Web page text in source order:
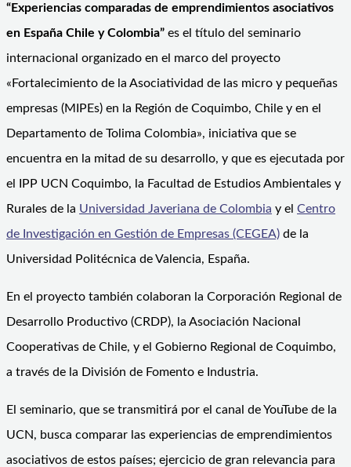
“Experiencias comparadas de emprendimientos asociativos
en España Chile y Colombia” es el título del seminario
internacional organizado en el marco del proyecto
«Fortalecimiento de la Asociatividad de las micro y pequeñas
empresas (MIPEs) en la Región de Coquimbo, Chile y en el
Departamento de Tolima Colombia», iniciativa que se
encuentra en la mitad de su desarrollo, y que es ejecutada por
el IPP UCN Coquimbo, la Facultad de Estudios Ambientales y
Rurales de la Universidad Javeriana de Colombia y el Centro
de Investigación en Gestión de Empresas (CEGEA) de la
Universidad Politécnica de Valencia, España.
En el proyecto también colaboran la Corporación Regional de
Desarrollo Productivo (CRDP), la Asociación Nacional
Cooperativas de Chile, y el Gobierno Regional de Coquimbo,
a través de la División de Fomento e Industria.
El seminario, que se transmitirá por el canal de YouTube de la
UCN, busca comparar las experiencias de emprendimientos
asociativos de estos países; ejercicio de gran relevancia para